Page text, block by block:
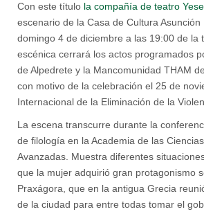
Con este título la compañía de teatro
escenario de la Casa de Cultura Asunción
domingo 4 de diciembre a las 19:00 de la
escénica cerrará los actos programados
de Alpedrete y la Mancomunidad THAM
con motivo de la celebración el 25 de
Internacional de la Eliminación de la
La escena transcurre durante la
de filología en la Academia de las
Avanzadas. Muestra diferentes
que la mujer adquirió gran protagonismo
Praxágora, que en la antigua Grecia
de la ciudad para entre todas tomar el